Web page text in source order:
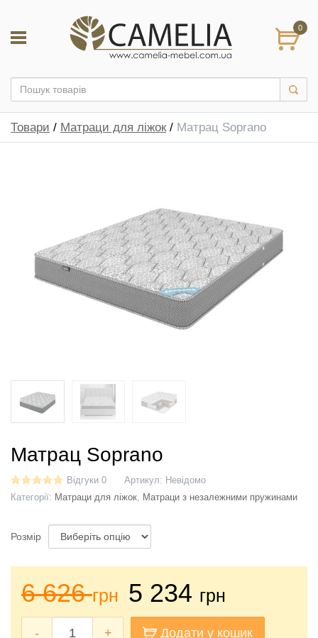
0
Товари / Матраци для ліжок/ Матрац Soprano
Матрац Soprano
Відгуки 0 Артикул: Невідомо
Категорії: Матраци для ліжок, Матраци з незалежними пружинами
Розмір
6 626грн 5 234 грн
- + Додати у кошик